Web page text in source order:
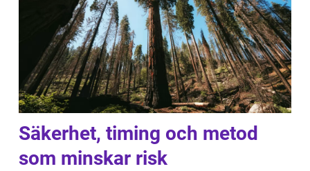
Säkerhet, timing och metod
som minskar risk